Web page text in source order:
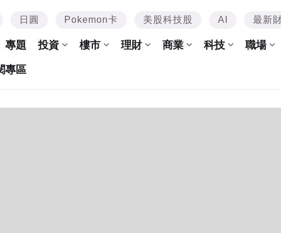
日圓 Pokemon卡 美股科技股 AI 最新
專題 投資 樓市 理財 商業 科技 職場
專區